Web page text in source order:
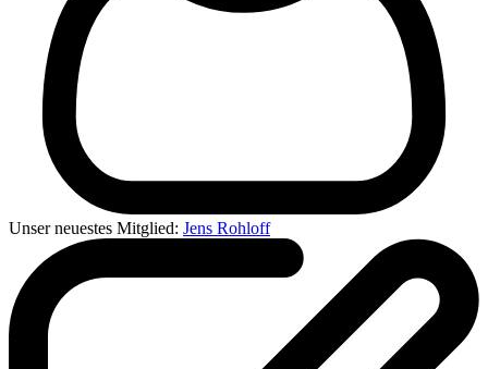
Unser neuestes Mitglied: Jens Rohloff